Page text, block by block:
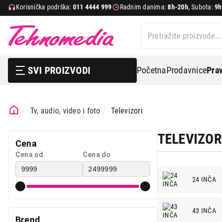
Korisnička podrška: 011 4444 999 Radnim danima:8h-20h, Subota:
SVI PROIZVODI PočetnaProdavnice
Bela tehnika
TV, audio, video i foto
Mobilni telefoni i tableti
Tv, audio, video i foto Televizori
Cena
Cena od Cena do
Brend
24 INČA
43 INČA